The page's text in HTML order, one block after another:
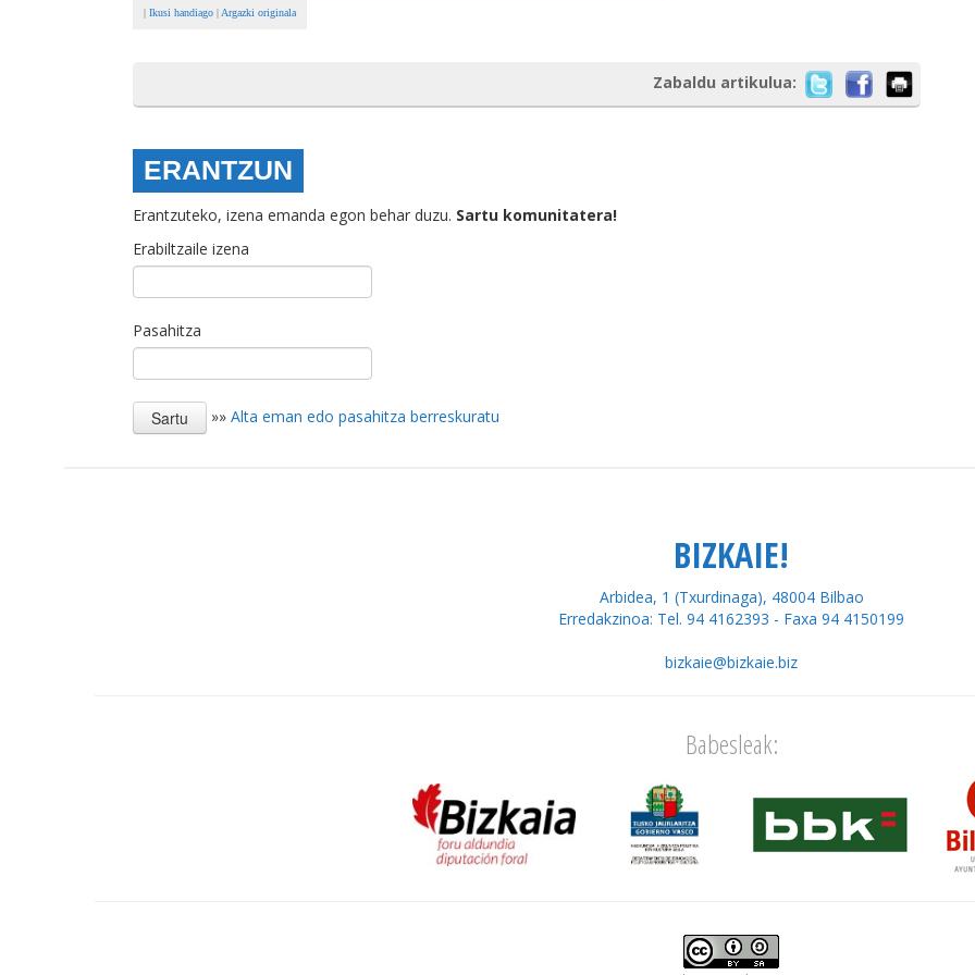
| Ikusi handiago | Argazki originala
Zabaldu artikulua:
ERANTZUN
Erantzuteko, izena emanda egon behar duzu. Sartu komunitatera!
Erabiltzaile izena
Pasahitza
»» Alta eman edo pasahitza berreskuratu
BIZKAIE!
Arbidea, 1 (Txurdinaga), 48004 Bilbao
Erredakzinoa: Tel. 94 4162393 - Faxa 94 4150199
bizkaie@bizkaie.biz
Babesleak: